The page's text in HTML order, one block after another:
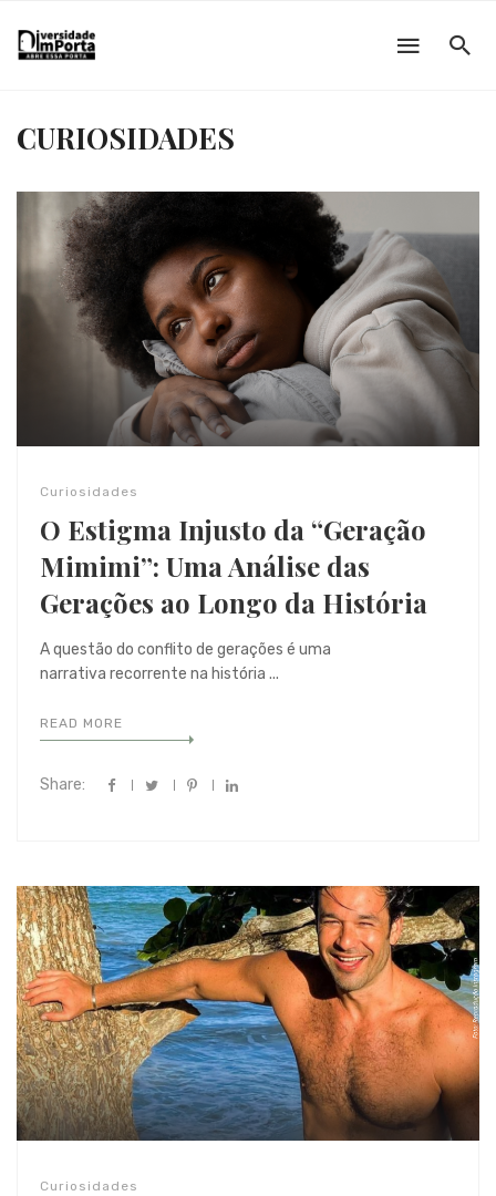
CURIOSIDADES
Curiosidades
O Estigma Injusto da “Geração
Mimimi”: Uma Análise das
Gerações ao Longo da História
A questão do conflito de gerações é uma
narrativa recorrente na história ...
READ MORE
Share:
Curiosidades